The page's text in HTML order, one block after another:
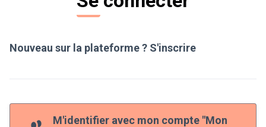
Nouveau sur la plateforme ? S'inscrire
M'identifier avec mon compte "Mon